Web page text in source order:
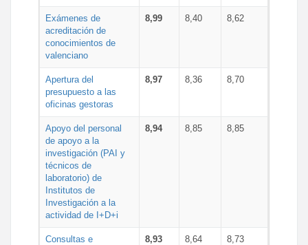
Exámenes de
acreditación de
conocimientos de
valenciano
8,99 8,40 8,62
Apertura del
presupuesto a las
oficinas gestoras
8,97 8,36 8,70
Apoyo del personal
de apoyo a la
investigación (PAI y
técnicos de
laboratorio) de
Institutos de
Investigación a la
actividad de I+D+i
8,94 8,85 8,85
Consultas e
8,93 8,64 8,73